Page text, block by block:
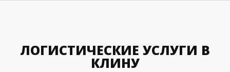
ЛОГИСТИЧЕСКИЕ УСЛУГИ В
КЛИНУ